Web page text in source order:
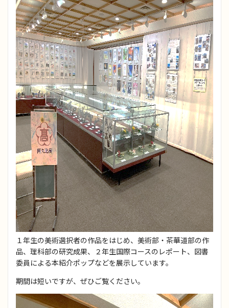
制服
校章・校歌
学校評価
交通アクセス
ボランティア活動
進路（進路指導）
生徒心得
１年生の美術選択者の作品をはじめ、美術部・茶華道部の作
品、理科部の研究成果、２年生国際コースのレポート、図書
委員による本紹介ポップなどを展示しています。
期間は短いですが、ぜひご覧ください。